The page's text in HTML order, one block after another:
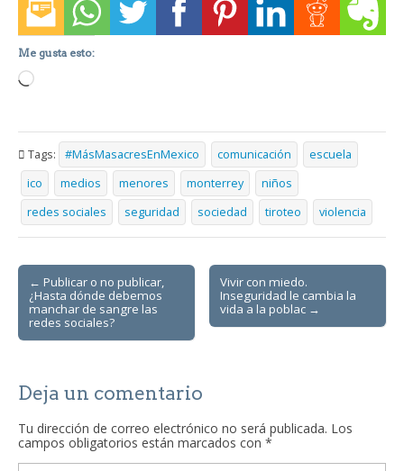
Me gusta esto:
Loading…
Tags: #MásMasacresEnMexico comunicación
escuela
ico
medios menores monterrey
niños
redes sociales
seguridad sociedad tiroteo violencia
Post
navigation
← Publicar o no publicar,
¿Hasta dónde debemos
manchar de sangre las
redes sociales?
Vivir con miedo.
Inseguridad le cambia la
vida a la poblac →
Deja un comentario
Tu dirección de correo electrónico no será publicada. Los
campos obligatorios están marcados con *